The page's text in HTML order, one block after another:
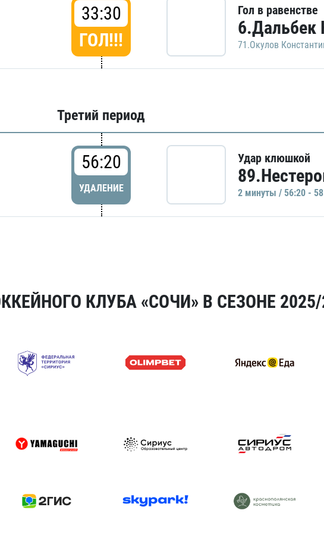
33:30
ГОЛ!!!
Гол в равенстве
6.Дальбек
71.Окулов
Третий период
56:20
УДАЛЕНИЕ
Удар клюшкой
2 минуты / 56:20 -
КЛУБА «СОЧИ» В СЕЗОНЕ 2025/